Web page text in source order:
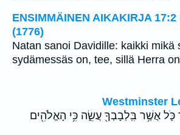
ENSIMMÄINEN AIKAKIRJA
(1776)
Natan sanoi Davidille: kaikki mikä
sydämessäs on, tee, sillä Herra
Westminster
כֹּ֛ל אֲשֶׁ֥ר בִּֽלְבָבְךָ֖ עֲשֵׂ֑ה כִּ֥י הָאֱלֹהִ֖ים